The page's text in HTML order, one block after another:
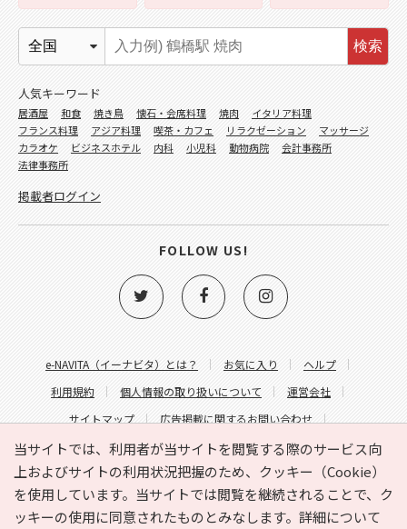
当サイトでは、利用者が当サイトを閲覧する際のサービス向
上およびサイトの利用状況把握のため、クッキー（Cookie）
を使用しています。当サイトでは閲覧を継続されることで、ク
ッキーの使用に同意されたものとみなします。詳細について
e-NAVITA（イーナビタ）とは？ お気に入り
ヘルプ
利用規約
個人情報の取り扱いについて
運営会社
サイトマップ
広告掲載に関するお問い合わせ
サイトの内容に関するお問い合わせ
検索
人気キーワード
居酒屋 和食 焼き鳥 懐石・会席料理 焼肉
イタリア料理
フランス料理
アジア料理 喫茶・カフェ リラクゼーション
マッサージ
カラオケ
ビジネスホテル 内科 小児科 動物病院
会計事務所
法律事務所
掲載者ログイン
FOLLOW US!